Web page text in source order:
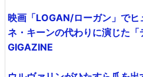
映画「LOGAN/ローガン」で
ネ・キーンの代わりに演じた
GIGAZINE